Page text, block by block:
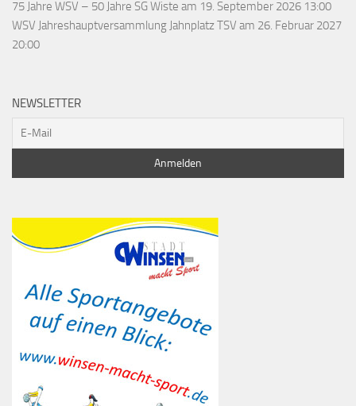
75 Jahre WSV – 50 Jahre SG Wiste am 19. September 2026 13:00
WSV Jahreshauptversammlung Jahnplatz TSV am 26. Februar 2027
20:00
NEWSLETTER